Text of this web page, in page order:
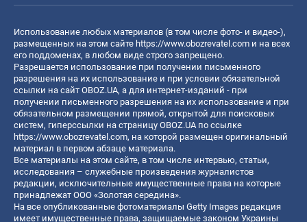
Использование любых материалов (в том числе фото- и видео-),
размещенных на этом сайте https://www.obozrevatel.com и на всех
его поддоменах, в любом виде строго запрещено.
Разрешается использование при получении письменного
разрешения на их использование и при условии обязательной
ссылки на сайт OBOZ.UA, а для интернет-изданий - при
получении письменного разрешения на их использование и при
обязательном размещении прямой, открытой для поисковых
систем, гиперссылки на страницу OBOZ.UA по ссылке
https://www.obozrevatel.com, на которой размещен оригинальный
материал в первом абзаце материала.
Все материалы на этом сайте, в том числе интервью, статьи,
исследования – служебные произведения журналистов
редакции, исключительные имущественные права на которые
принадлежат ООО «Золотая середина».
На все опубликованные фотоматериалы Getty Images редакция
имеет имущественные права, защищаемые законом Украины